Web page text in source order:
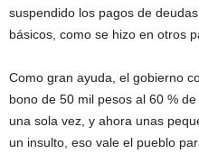
suspendido los pagos de
básicos, como se hizo en otros
Como gran ayuda, el gobierno
bono de 50 mil pesos al 60 %
una sola vez, y ahora unas
un insulto, eso vale el pueblo